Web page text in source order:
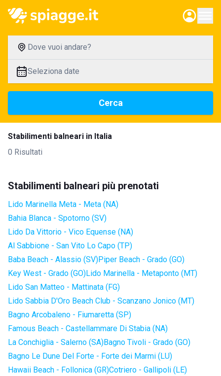
Dove vuoi andare?
Seleziona date
Cerca
Stabilimenti balneari in Italia
0 Risultati
Stabilimenti balneari più prenotati
Lido Marinella Meta - Meta (NA)
Bahia Blanca - Spotorno (SV)
Lido Da Vittorio - Vico Equense (NA)
Al Sabbione - San Vito Lo Capo (TP)
Baba Beach - Alassio (SV)Piper Beach - Grado (GO)
Key West - Grado (GO)Lido Marinella - Metaponto (MT)
Lido San Matteo - Mattinata (FG)
Lido Sabbia D'Oro Beach Club - Scanzano Jonico (MT)
Bagno Arcobaleno - Fiumaretta (SP)
Famous Beach - Castellammare Di Stabia (NA)
La Conchiglia - Salerno (SA)Bagno Tivoli - Grado (GO)
Bagno Le Dune Del Forte - Forte dei Marmi (LU)
Hawaii Beach - Follonica (GR)Cotriero - Gallipoli (LE)